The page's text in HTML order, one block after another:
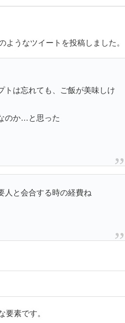
ようなツイートを投稿しました。
トは忘れても、ご飯が美味しけ
のか…と思った
人と会合する時の経費ね
要素です。